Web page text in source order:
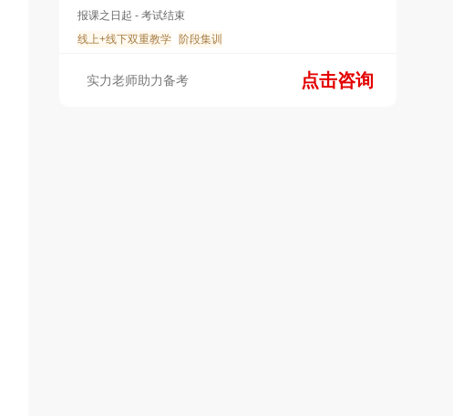
报课之日起 - 考试结束
线上+线下双重教学
阶段集训
实力老师助力备考 点击咨询